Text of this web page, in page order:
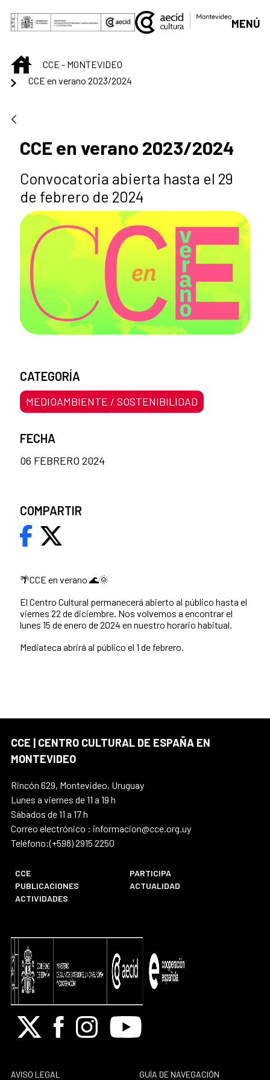
Saltar al contenido principal
MENÚ
INICIOCCE - MONTEVIDEO
CCE en verano 2023/2024
CCE en verano 2023/2024
Convocatoria abierta hasta el 29
de febrero de 2024
🌴CCE en verano 🌊🌞
El Centro Cultural permanecerá abierto al público hasta el
viernes 22 de diciembre. Nos volvemos a encontrar el
lunes 15 de enero de 2024 en nuestro horario habitual.
Mediateca abrirá al público el 1 de febrero.
CATEGORÍA
MEDIOAMBIENTE / SOSTENIBILIDAD
FECHA
06 FEBRERO 2024
COMPARTIR
CCE | CENTRO CULTURAL DE ESPAÑA EN
MONTEVIDEO
Rincón 629, Montevideo, Uruguay
Lunes a viernes de 11 a 19 h
Sábados de 11 a 17 h
Correo electrónico : informacion@cce.org.uy
Teléfono:(+598) 2915 2250
CCE
PARTICIPA
PUBLICACIONES
ACTUALIDAD
ACTIVIDADES
X FacebookInstagramYoutube
AVISO LEGAL
GUÍA DE NAVEGACIÓN